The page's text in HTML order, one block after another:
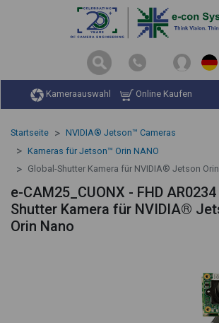
Kameraauswahl Online Kaufen
Startseite
NVIDIA® Jetson™ Cameras
Kameras für Jetson™ Orin NANO
Global-Shutter Kamera für NVIDIA® Jetson
e-CAM25_CUONX - FHD
Shutter Kamera für NVIDIA®
Orin Nano